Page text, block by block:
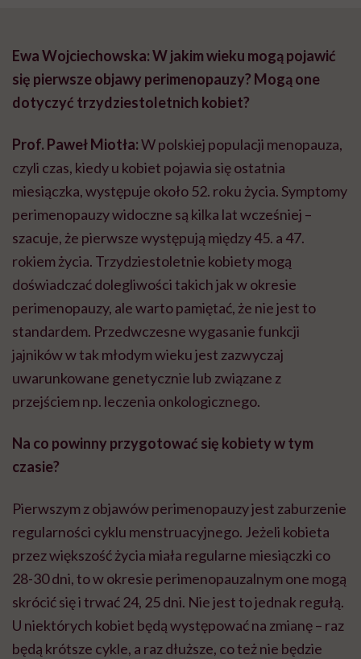
Ewa Wojciechowska: W jakim wieku mogą pojawić
się pierwsze objawy perimenopauzy? Mogą one
dotyczyć trzydziestoletnich kobiet?
Prof. Paweł Miotła:W polskiej populacji menopauza,
czyli czas, kiedy u kobiet pojawia się ostatnia
miesiączka, występuje około 52. roku życia. Symptomy
perimenopauzy widoczne są kilka lat wcześniej –
szacuje, że pierwsze występują między 45. a 47.
rokiem życia. Trzydziestoletnie kobiety mogą
doświadczać dolegliwości takich jak w okresie
perimenopauzy, ale warto pamiętać, że nie jest to
standardem. Przedwczesne wygasanie funkcji
jajników w tak młodym wieku jest zazwyczaj
uwarunkowane genetycznie lub związane z
przejściem np. leczenia onkologicznego.
Na co powinny przygotować się kobiety w tym
czasie?
Pierwszym z objawów perimenopauzy jest zaburzenie
regularności cyklu menstruacyjnego. Jeżeli kobieta
przez większość życia miała regularne miesiączki co
28-30 dni, to w okresie perimenopauzalnym one mogą
skrócić się i trwać 24, 25 dni. Nie jest to jednak regułą.
U niektórych kobiet będą występować na zmianę – raz
będą krótsze cykle, a raz dłuższe, co też nie będzie